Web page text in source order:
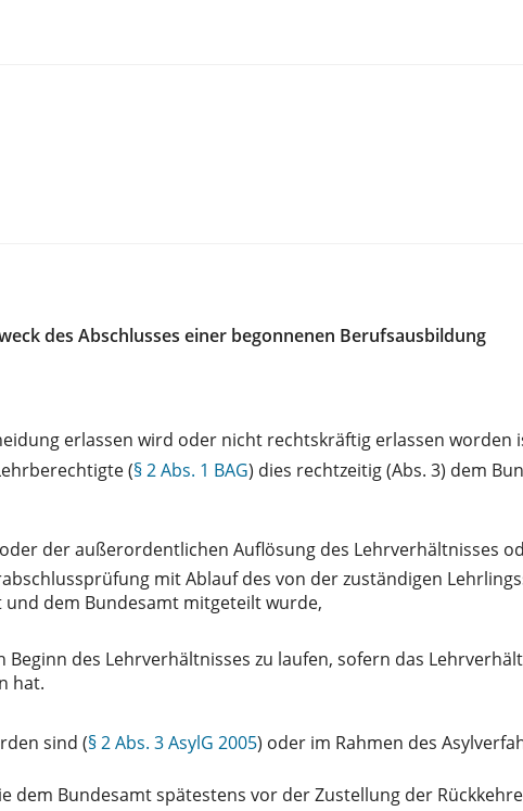
des Abschlusses einer begonnenen Berufsausbildung
erlassen wird oder nicht rechtskräftig erlassen worden
(§ 2 Abs. 1 BAG) dies rechtzeitig (Abs. 3) dem
der außerordentlichen Auflösung des Lehrverhältnisses
mit Ablauf des von der zuständigen
dem Bundesamt mitgeteilt wurde,
des Lehrverhältnisses zu laufen, sofern das
hat.
sind (§ 2 Abs. 3 AsylG 2005) oder im Rahmen des
dem Bundesamt spätestens vor der Zustellung der